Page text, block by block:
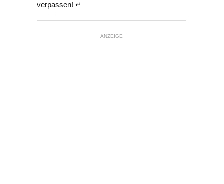
verpassen! ↵
ANZEIGE